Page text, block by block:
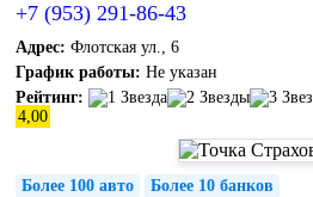
+7 (953) 291-86-43
Адрес: Флотская ул., 6
График работы: Не указан
Рейтинг:
4,00
Более 100 авто Более 10 банков